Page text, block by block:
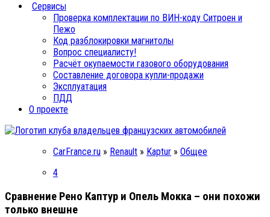
Сервисы
Проверка комплектации по ВИН-коду Ситроен и
Пежо
Код разблокировки магнитолы
Вопрос специалисту!
Расчёт окупаемости газового оборудования
Составление договора купли-продажи
Эксплуатация
ПДД
О проекте
CarFrance.ru » Renault » Kaptur » Общее
4
Сравнение Рено Каптур и Опель Мокка – они похожи
только внешне